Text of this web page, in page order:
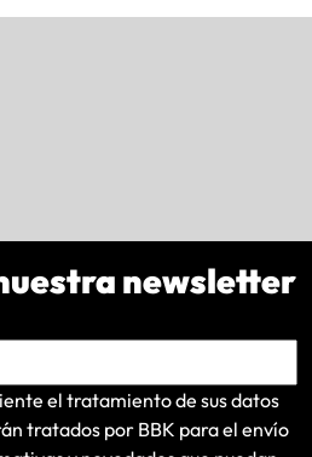
newsletter
el tratamiento de sus datos
tratados por BBK para el envío